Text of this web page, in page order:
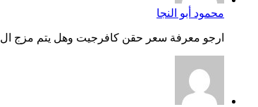
محمود أبو النجا
ارجو معرفة سعر حقن كافرجيت وهل يتم مزج ال 10سم علي بعض وحفظه...